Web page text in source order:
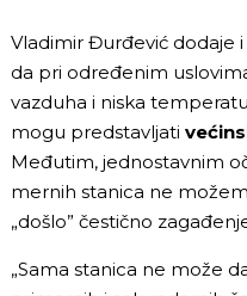
Vladimir Đurđević dodaje
da pri određenim
vazduha i niska
mogu predstavljati
Međutim, jednostavnim
mernih stanica ne
„došlo” čestično
„Sama stanica ne može